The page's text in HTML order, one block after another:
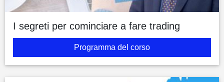
I segreti per cominciare a fare trading
Programma del corso